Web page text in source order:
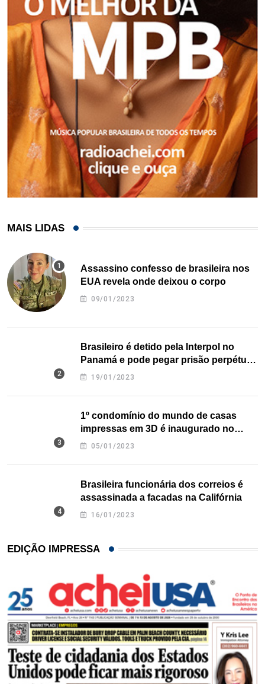
MAIS LIDAS
Assassino confesso de brasileira nos
EUA revela onde deixou o corpo
09/01/2023
Brasileiro é detido pela Interpol no
Panamá e pode pegar prisão perpétua
nos EUA
19/01/2023
1º condomínio do mundo de casas
impressas em 3D é inaugurado no
Texas
05/01/2023
Brasileira funcionária dos correios é
assassinada a facadas na Califórnia
16/01/2023
EDIÇÃO IMPRESSA